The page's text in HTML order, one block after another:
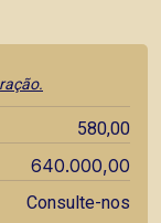
580,00
640.000,00
Consulte-nos